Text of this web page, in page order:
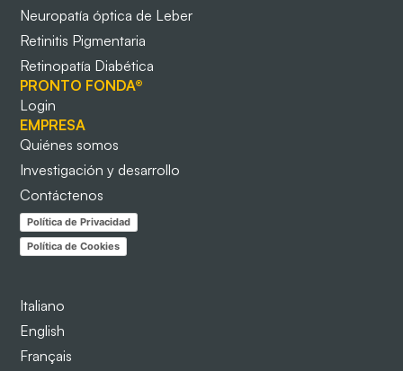
Neuropatía óptica de Leber
Retinitis Pigmentaria
Retinopatía Diabética
PRONTO FONDA®
Login
EMPRESA
Quiénes somos
Investigación y desarrollo
Contáctenos
Política de Privacidad
Política de Cookies
Italiano
English
Français